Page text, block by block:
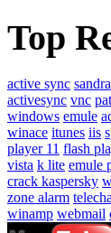
Top
active sync sandra
activesync vnc
windows emule
winace itunes iis
player 11 flash
vista k lite emule
crack kaspersky
zone alarm
winamp webmail